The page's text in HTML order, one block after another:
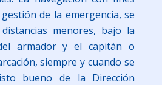
de la emergencia, se
menores, bajo la
armador y el capitán o
siempre y cuando se
bueno de la Dirección